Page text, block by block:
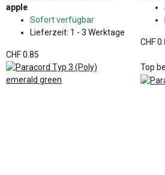
apple
Sofort verfügbar
Lieferzeit: 1 - 3 Werktage
CHF 0.85
CHF
Top